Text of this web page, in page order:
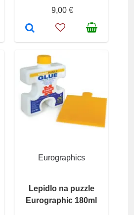
9,00 €
Eurographics
Lepidlo na puzzle
Eurographic 180ml